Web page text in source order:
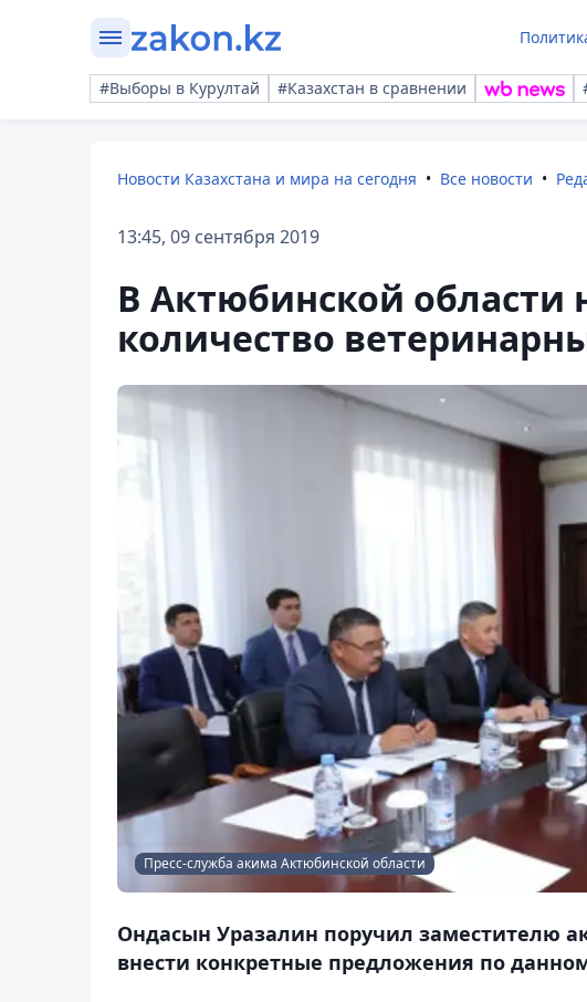
#Выборы в Курултай #Казахстан в сравнении
Новости Казахстана и мира на сегодня Все новости
13:45, 09 сентября 2019
В Актюбинской
количество
Пресс-служба акима Актюбинской области
Ондасын Уразалин поручил заместителю
внести конкретные предложения по